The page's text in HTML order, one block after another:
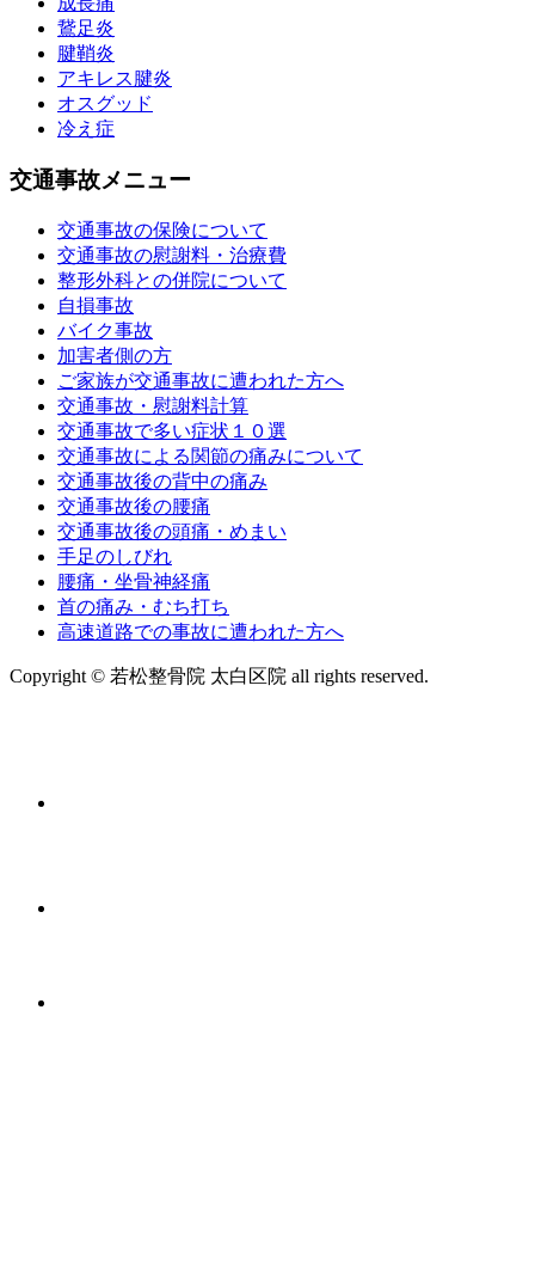
鵞足炎
腱鞘炎
アキレス腱炎
オスグッド
冷え症
交通事故メニュー
交通事故の保険について
交通事故の慰謝料・治療費
整形外科との併院について
自損事故
バイク事故
加害者側の方
ご家族が交通事故に遭われた方へ
交通事故・慰謝料計算
交通事故で多い症状１０選
交通事故による関節の痛みについて
交通事故後の背中の痛み
交通事故後の腰痛
交通事故後の頭痛・めまい
手足のしびれ
腰痛・坐骨神経痛
首の痛み・むち打ち
高速道路での事故に遭われた方へ
Copyright © 若松整骨院 太白区院 all rights reserved.